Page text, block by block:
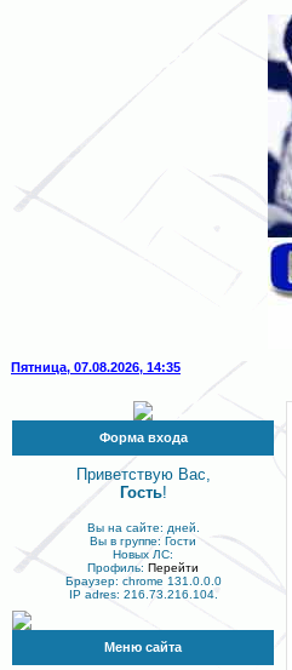
Пятница, 07.08.2026, 14:35
Форма входа
Приветствую Вас,
Гость!
Вы на сайте: дней.
Вы в группе: Гости
Новых ЛС:
Профиль: Перейти
Браузер: chrome 131.0.0.0
IP adres: 216.73.216.104.
Меню сайта